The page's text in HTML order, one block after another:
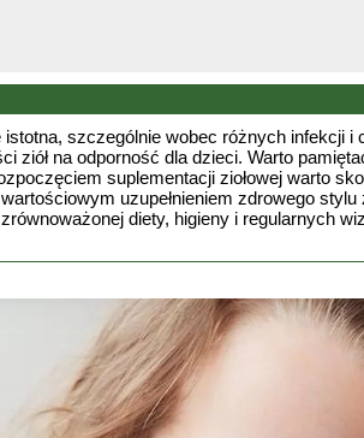
szczególnie wobec różnych infekcji
ziół na odporność dla dzieci. Warto
suplementacji ziołowej warto
uzupełnieniem zdrowego
diety, higieny i regularnych